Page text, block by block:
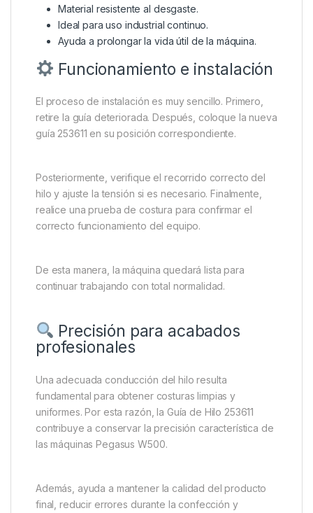
Material resistente al desgaste.
Ideal para uso industrial continuo.
Ayuda a prolongar la vida útil de la máquina.
Funcionamiento e instalación
El proceso de instalación es muy sencillo. Primero,
retire la guía deteriorada. Después, coloque la nueva
guía 253611 en su posición correspondiente.
Posteriormente, verifique el recorrido correcto del
hilo y ajuste la tensión si es necesario. Finalmente,
realice una prueba de costura para confirmar el
correcto funcionamiento del equipo.
De esta manera, la máquina quedará lista para
continuar trabajando con total normalidad.
Precisión para acabados
profesionales
Una adecuada conducción del hilo resulta
fundamental para obtener costuras limpias y
uniformes. Por esta razón, la Guía de Hilo 253611
contribuye a conservar la precisión característica de
las máquinas Pegasus W500.
Además, ayuda a mantener la calidad del producto
final, reducir errores durante la confección y